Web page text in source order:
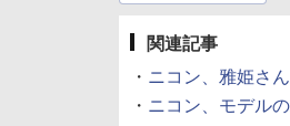
関連記事
・ ニコン、雅姫さ
・ ニコン、モデル